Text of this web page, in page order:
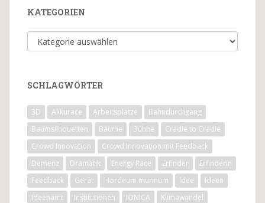
KATEGORIEN
Kategorien
SCHLAGWÖRTER
3D Akkurace Arbeitsplätze
Bahndurchgang
Baumsilhouetten
Bäume Bühne
Cradle to Cradle
Crowd Innovation
Crowd Innovation mit Feedback
Demenz
Dramatik Energy Race Erfinder
Erfinderin
Feedback
Gerät Hordeum murinum Idee
Ideen
Ideenamt
Institutionen IONICA
Klimawandel